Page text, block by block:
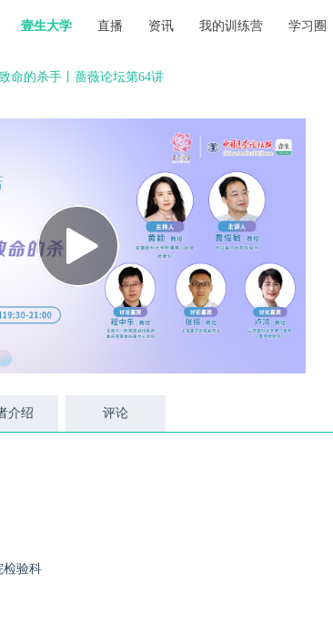
壹生大学 直播 资讯 我的训练营 学习圈
命的杀手丨蔷薇论坛第64讲
介绍 评论
检验科